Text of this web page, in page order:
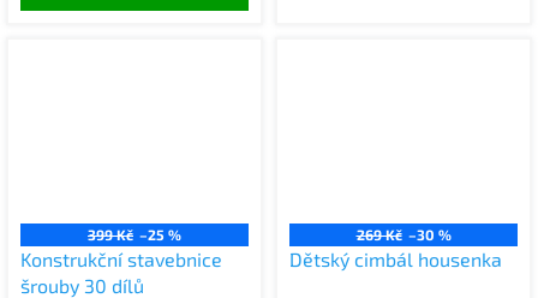
399 Kč –25 %
Konstrukční stavebnice
šrouby 30 dílů
269 Kč –30 %
Dětský cimbál housenka